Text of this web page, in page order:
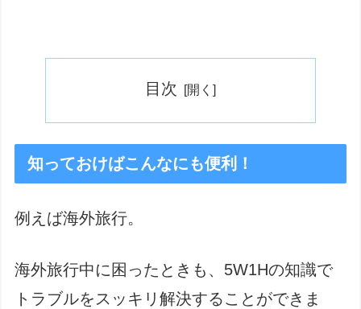
目次
知っておけばこんなにも便利！
例えば海外旅行。
海外旅行中に困ったときも、5W1Hの知識で
トラブルをスッキリ解決することができま